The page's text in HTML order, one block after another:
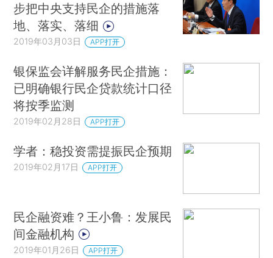
步把中央支持民企的措施落
地、落实、落细
2019年03月03日 APP打开
银保监会详解服务民企措施：
已明确银行民企贷款统计口径
将按季监测
2019年02月28日 APP打开
学者：稳投资需提振民企预期
2019年02月17日 APP打开
民企融资难？王小鲁：发展民
间金融机构
2019年01月26日 APP打开